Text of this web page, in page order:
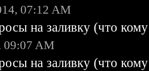
07:12 AM
на заливку (что
09:07 AM
на заливку (что